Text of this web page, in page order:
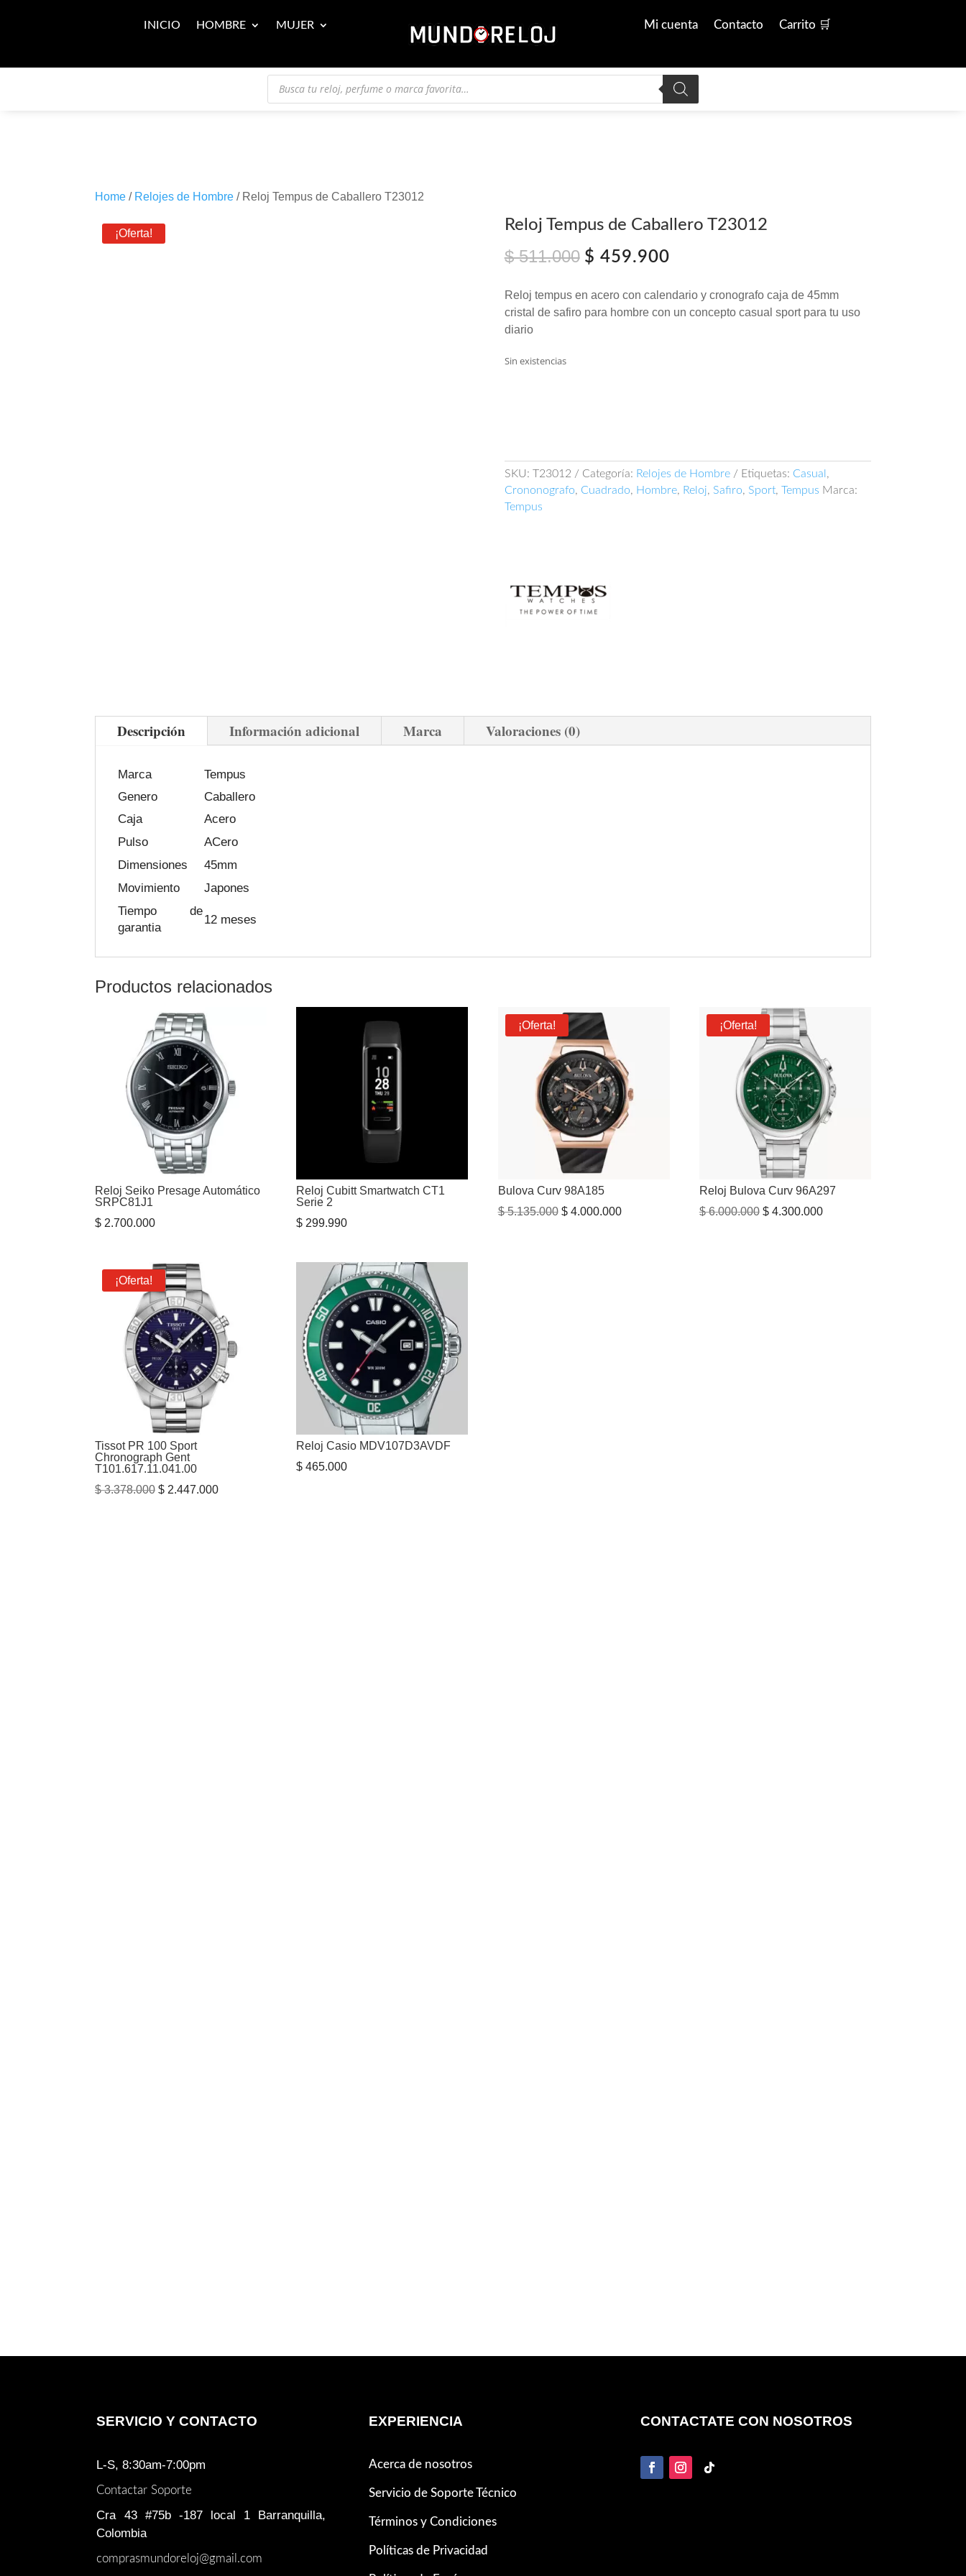
INICIO HOMBRE MUJER Mi cuenta Contacto Carrito 🛒
Búsqueda
productos
Home / Relojes de Hombre / Reloj Tempus de Caballero T23012
¡Oferta! Reloj Tempus de Caballero T23012
$511.000 El
era:
$ 511.000.
$ 459.900El
actual
es:
$ 459.900.
Reloj tempus en acero con calendario y cronografo caja de 45mm
cristal de safiro para hombre con un concepto casual sport para tu uso
diario
Sin existencias
SKU: T23012 Categoría: Relojes de Hombre Etiquetas: Casual ,
Crononografo, Cuadrado, Hombre, Reloj, Safiro, Sport, Tempus Marca:
Tempus
Descripción Información adicional Marca Valoraciones (0)
Marca
Tempus
Genero
Caballero
Caja
Acero
Pulso
ACero
Dimensiones
45mm
Movimiento
Japones
Tiempo de
garantia
12 meses
Productos relacionados
Reloj Seiko Presage Automático
SRPC81J1
$ 2.700.000
Reloj Cubitt Smartwatch CT1
Serie 2
$ 299.990
¡Oferta!
Bulova Curv 98A185
$5.135.000 El
$4.000.000El
¡Oferta!
Reloj Bulova Curv 96A297
$6.000.000 El
$4.300.000El
¡Oferta!
Tissot PR 100 Sport
Chronograph Gent
T101.617.11.041.00
$3.378.000 El
$ 2.447.000El
Reloj Casio MDV107D3AVDF
$ 465.000
SERVICIO Y CONTACTO
L-S, 8:30am-7:00pm
Contactar Soporte
Cra 43 #75b -187 local 1 Barranquilla,
Colombia
comprasmundoreloj@gmail.com
EXPERIENCIA
Acerca de nosotros
Servicio de Soporte Técnico
Términos y Condiciones
Políticas de Privacidad
CONTACTATE CON NOSOTROS